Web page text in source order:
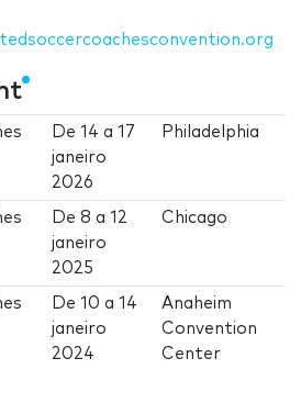
De14 a17
janeiro
2026
Philadelphia
De8 a12
janeiro
2025
Chicago
De10 a14
janeiro
2024
Anaheim
Convention
Center